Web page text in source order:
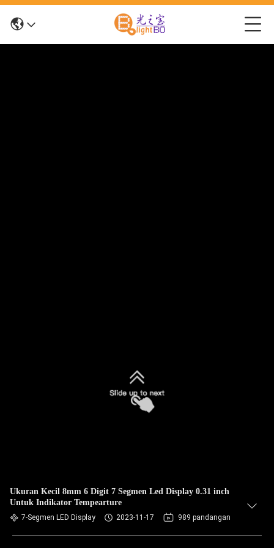
Ukuran Kecil 8mm 6 Digit 7 Segmen Led Display 0.31 inch
Untuk Indikator Tempearture
7-Segmen LED Display 2023-11-17 989 pandangan